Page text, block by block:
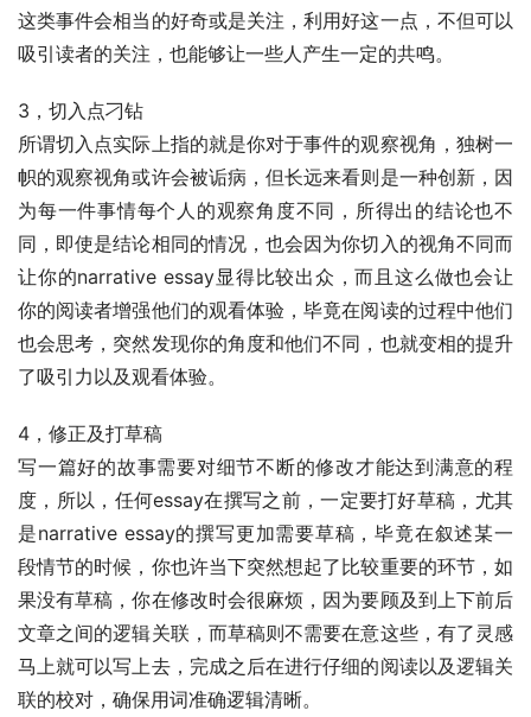
这类事件会相当的好奇或是关注，利用好这一点，不但可以
吸引读者的关注，也能够让一些人产生一定的共鸣。
3，切入点刁钻
所谓切入点实际上指的就是你对于事件的观察视角，独树一
帜的观察视角或许会被诟病，但长远来看则是一种创新，因
为每一件事情每个人的观察角度不同，所得出的结论也不
同，即使是结论相同的情况，也会因为你切入的视角不同而
让你的narrative essay显得比较出众，而且这么做也会让
你的阅读者增强他们的观看体验，毕竟在阅读的过程中他们
也会思考，突然发现你的角度和他们不同，也就变相的提升
了吸引力以及观看体验。
4，修正及打草稿
写一篇好的故事需要对细节不断的修改才能达到满意的程
度，所以，任何essay在撰写之前，一定要打好草稿，尤其
是narrative essay的撰写更加需要草稿，毕竟在叙述某一
段情节的时候，你也许当下突然想起了比较重要的环节，如
果没有草稿，你在修改时会很麻烦，因为要顾及到上下前后
文章之间的逻辑关联，而草稿则不需要在意这些，有了灵感
马上就可以写上去，完成之后在进行仔细的阅读以及逻辑关
联的校对，确保用词准确逻辑清晰。